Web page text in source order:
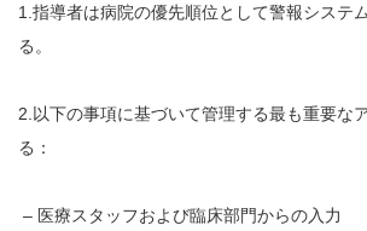
1.指導者は病院の優先順位として警報システ
る。
2.以下の事項に基づいて管理する最も重要な
る：
– 医療スタッフおよび臨床部門からの入力